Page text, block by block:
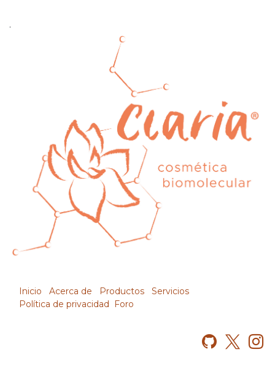
.
Inicio Acerca de Productos
Servicios
Política de privacidad
Foro